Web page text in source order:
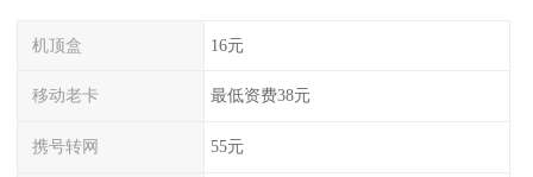
机顶盒 16元
移动老卡 最低资费38元
携号转网 55元